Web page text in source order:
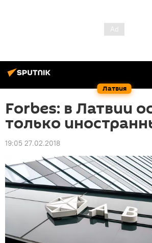
Латвия
Forbes: в Латвии
только
19:05 27.02.2018